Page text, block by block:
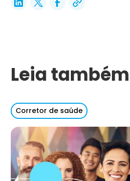
Leia também
Corretor de saúde